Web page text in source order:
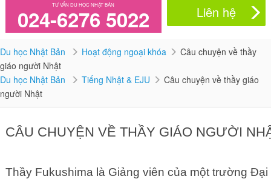
TƯ VẤN DU HỌC NHẬT BẢN
024-6276 5022 Liên hệ
Du học Nhật Bản Hoạt động ngoại khóa
Câu chuyện về thầy
giáo người Nhật
Du học Nhật Bản
Tiếng Nhật & EJU
Câu chuyện về thầy giáo
người Nhật
CÂU CHUYỆN VỀ THẦY GIÁO NGƯỜI
Thầy Fukushima là Giảng viên của một trường